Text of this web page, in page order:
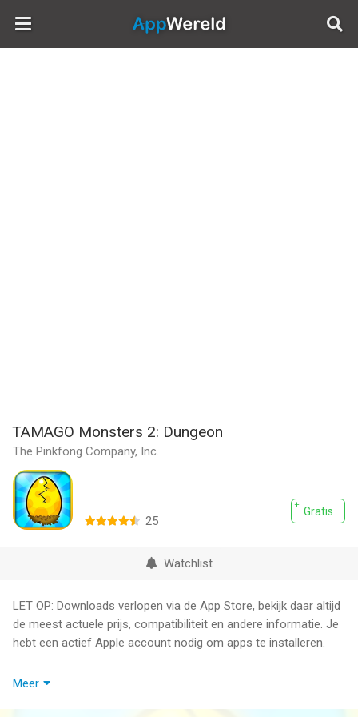
AppWereld
TAMAGO Monsters 2: Dungeon
The Pinkfong Company, Inc.
Gratis
25
Watchlist
LET OP: Downloads verlopen via de App Store, bekijk daar altijd
de meest actuele prijs, compatibiliteit en andere informatie. Je
hebt een actief Apple account nodig om apps te installeren.
Slechts 500 Hits & Surprise Monster Beloning!
Meer